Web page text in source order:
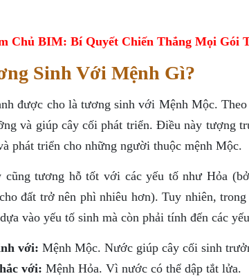
Chủ BIM: Bí Quyết Chiến Thắng Mọi Gói
Sinh Với Mệnh Gì?
được cho là tương sinh với Mệnh Mộc.
và giúp cây cối phát triển. Điều này tượng
phát triển cho những người thuộc mệnh Mộc.
cũng tương hỗ tốt với các yếu tố như Hỏa
đất trở nên phì nhiêu hơn). Tuy nhiên,
vào yếu tố sinh mà còn phải tính đến các
với: Mệnh Mộc. Nước giúp cây cối sinh
với: Mệnh Hỏa. Vì nước có thể dập tắt lửa.